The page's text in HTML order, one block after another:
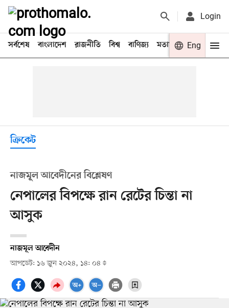
Login
সর্বশেষ বাংলাদেশ রাজনীতি বিশ্ব বাণিজ্য মতামত খেলা
Eng
ক্রিকেট
নাজমূল আবেদীনের বিশ্লেষণ
নেপালের বিপক্ষে রান রেটের চিন্তা না
আসুক
নাজমূল আবেদীন
আপডেট: ১৬ জুন ২০২৪, ১৪: ০৪